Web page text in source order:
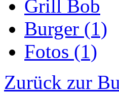
Grill Bob
Burger (1)
Fotos (1)
Zurück zur